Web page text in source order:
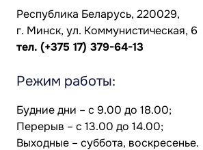
Республика Беларусь, 220029,
г. Минск, ул. Коммунистическая, 6
тел. (+375 17) 379-64-13
Режим работы:
Будние дни – с 9.00 до 18.00;
Перерыв – с 13.00 до 14.00;
Выходные – суббота, воскресенье.